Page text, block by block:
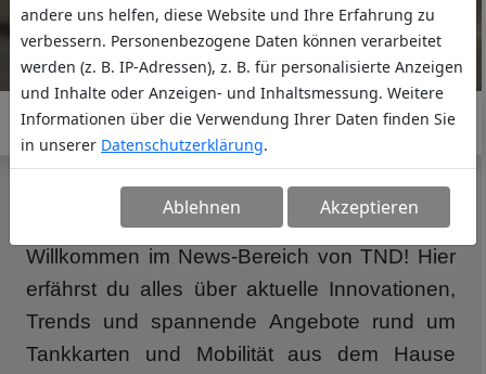
Willkommen im News-Bereich von TND! Hier
erfährst du alles über aktuelle Innovationen,
Trends und spannende Angebote rund um
Tankkarten und Mobilität aus dem Hause
andere uns helfen, diese Website und Ihre Erfahrung zu
verbessern. Personenbezogene Daten können verarbeitet
werden (z. B. IP-Adressen), z. B. für personalisierte Anzeigen
und Inhalte oder Anzeigen- und Inhaltsmessung. Weitere
Informationen über die Verwendung Ihrer Daten finden Sie
in unserer Datenschutzerklärung.
Ablehnen Akzeptieren